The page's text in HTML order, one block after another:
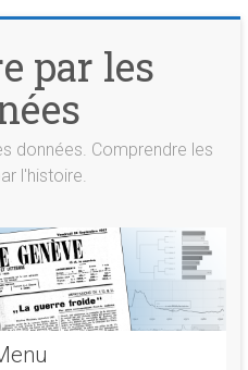
par les
données. Comprendre les
l'histoire.